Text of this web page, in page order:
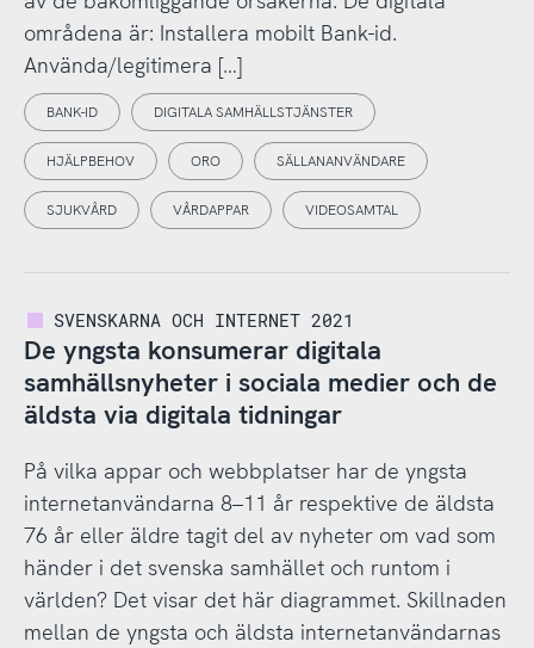
områdena är: Installera mobilt Bank-id.
Använda/legitimera […]
BANK-ID DIGITALA SAMHÄLLSTJÄNSTER
HJÄLPBEHOV ORO SÄLLANANVÄNDARE
SJUKVÅRD VÅRDAPPAR VIDEOSAMTAL
SVENSKARNA OCH INTERNET 2021
De yngsta konsumerar digitala
samhällsnyheter i sociala medier och de
äldsta via digitala tidningar
På vilka appar och webbplatser har de yngsta
internetanvändarna 8–11 år respektive de äldsta
76 år eller äldre tagit del av nyheter om vad som
händer i det svenska samhället och runtom i
världen? Det visar det här diagrammet. Skillnaden
mellan de yngsta och äldsta internetanvändarnas